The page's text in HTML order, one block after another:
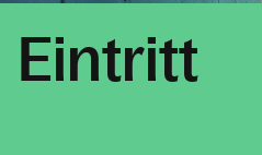
Jugend
Eintritt